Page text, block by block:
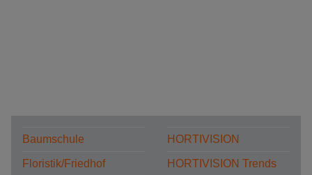
Baumschule
Floristik/Friedhof
HORTIVISION
HORTIVISION Trends